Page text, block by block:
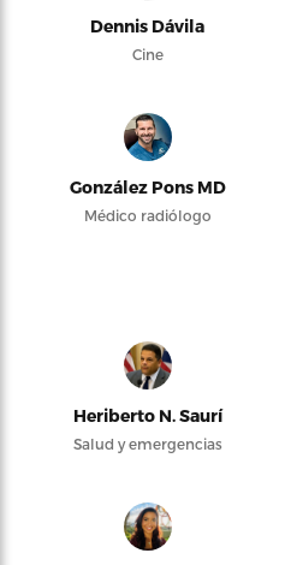
Dennis Dávila
Cine
González Pons MD
Médico radiólogo
Heriberto N. Saurí
Salud y emergencias